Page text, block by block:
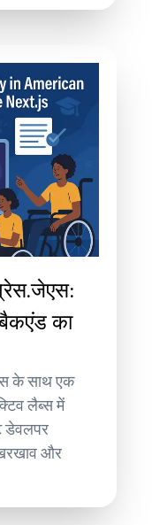
का
के साथ एक
लैब्स में
डेवलपर
और